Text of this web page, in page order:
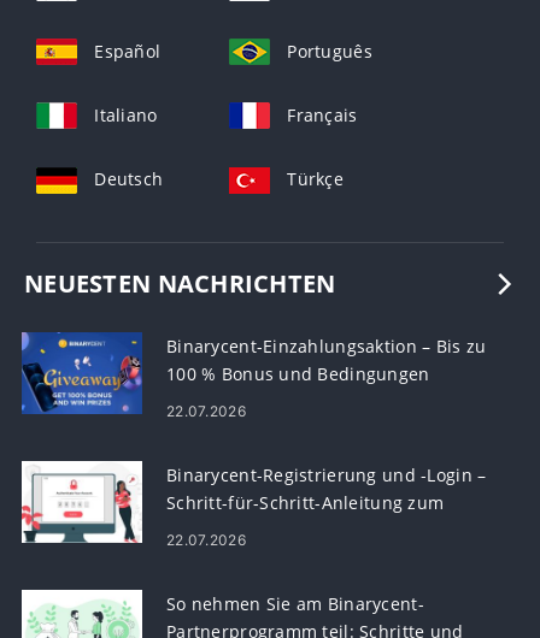
Español Português
Italiano Français
Deutsch Türkçe
NEUESTEN NACHRICHTEN
Binarycent-Einzahlungsaktion – Bis zu
100 % Bonus und Bedingungen
22.07.2026
Binarycent-Registrierung und -Login –
Schritt-für-Schritt-Anleitung zum
Kontozugriff
22.07.2026
So nehmen Sie am Binarycent-
Partnerprogramm teil: Schritte und